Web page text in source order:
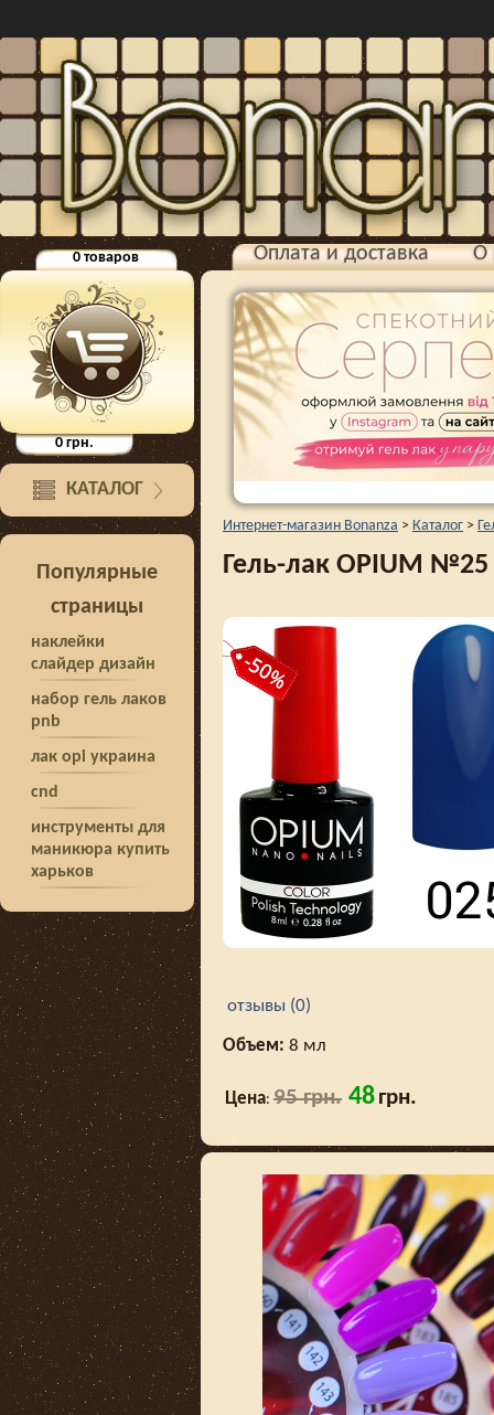
0товаров
0грн.
КАТАЛОГ
Популярные
страницы
наклейки
слайдер дизайн
набор гель лаков
pnb
лак opi украина
cnd
инструменты для
маникюра купить
харьков
Оплата и доставка О
Интернет-магазин Bonanza > Каталог >
Гель-лак OPIUM №25
отзывы (0)
Объем: 8 мл
Цена: 95 грн. 48грн.